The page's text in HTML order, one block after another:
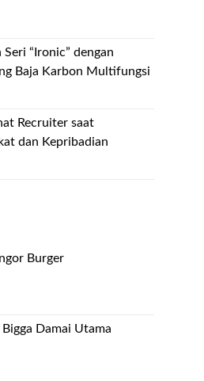
“Ironic” dengan
Baja Karbon Multifungsi
Recruiter saat
dan Kepribadian
Burger
Damai Utama